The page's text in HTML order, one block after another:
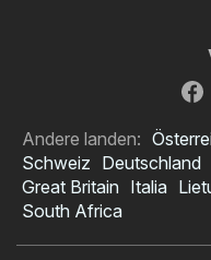
Andere landen:
Schweiz Deutschland
Great Britain Italia
South Africa